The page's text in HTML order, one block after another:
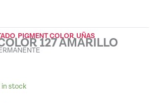
, PIGMENT COLOR,UÑAS
127 AMARILLO
in stock